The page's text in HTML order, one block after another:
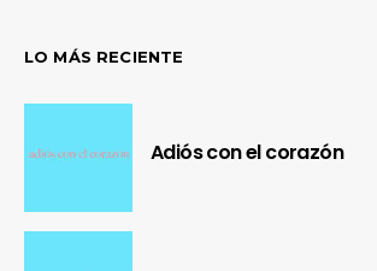
LO MÁS RECIENTE
Adiós con el corazón